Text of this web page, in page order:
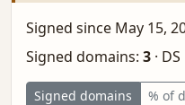
Signed since May 15,
Signed domains: 3 ·
Signed domains % of